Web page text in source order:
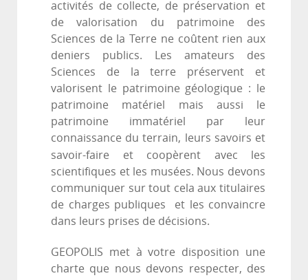
activités de collecte, de préservation et
de valorisation du patrimoine des
Sciences de la Terre ne coûtent rien aux
deniers publics. Les amateurs des
Sciences de la terre préservent et
valorisent le patrimoine géologique : le
patrimoine matériel mais aussi le
patrimoine immatériel par leur
connaissance du terrain, leurs savoirs et
savoir-faire et
coopèrent avec les
scientifiques et les musées. Nous devons
communiquer sur tout cela aux titulaires
de charges publiques et les convaincre
dans leurs prises de décisions.
GEOPOLIS met à votre disposition une
charte que nous devons respecter, des